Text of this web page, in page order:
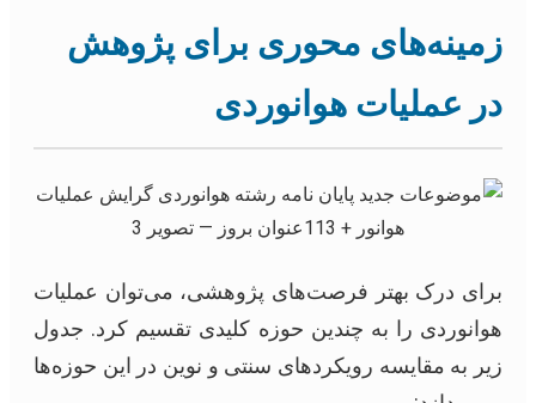
زمینه‌های محوری برای پژوهش
در عملیات هوانوردی
برای درک بهتر فرصت‌های پژوهشی، می‌توان عملیات
هوانوردی را به چندین حوزه کلیدی تقسیم کرد. جدول
زیر به مقایسه رویکردهای سنتی و نوین در این حوزه‌ها